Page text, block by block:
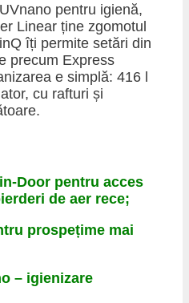
pentru igienă,
Linear ține zgomotul
îți permite setări din
precum Express
e simplă: 416 l
cu rafturi și
Door pentru acces
de aer rece;
prospețime mai
– igienizare